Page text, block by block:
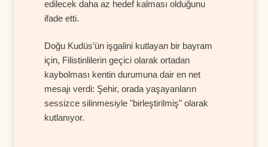
edilecek daha az hedef kalması olduğunu
ifade etti.
Doğu Kudüs’ün işgalini kutlayan bir bayram
için, Filistinlilerin geçici olarak ortadan
kaybolması kentin durumuna dair en net
mesajı verdi: Şehir, orada yaşayanların
sessizce silinmesiyle "birleştirilmiş" olarak
kutlanıyor.